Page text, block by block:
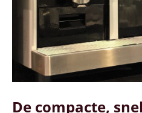
De compacte,